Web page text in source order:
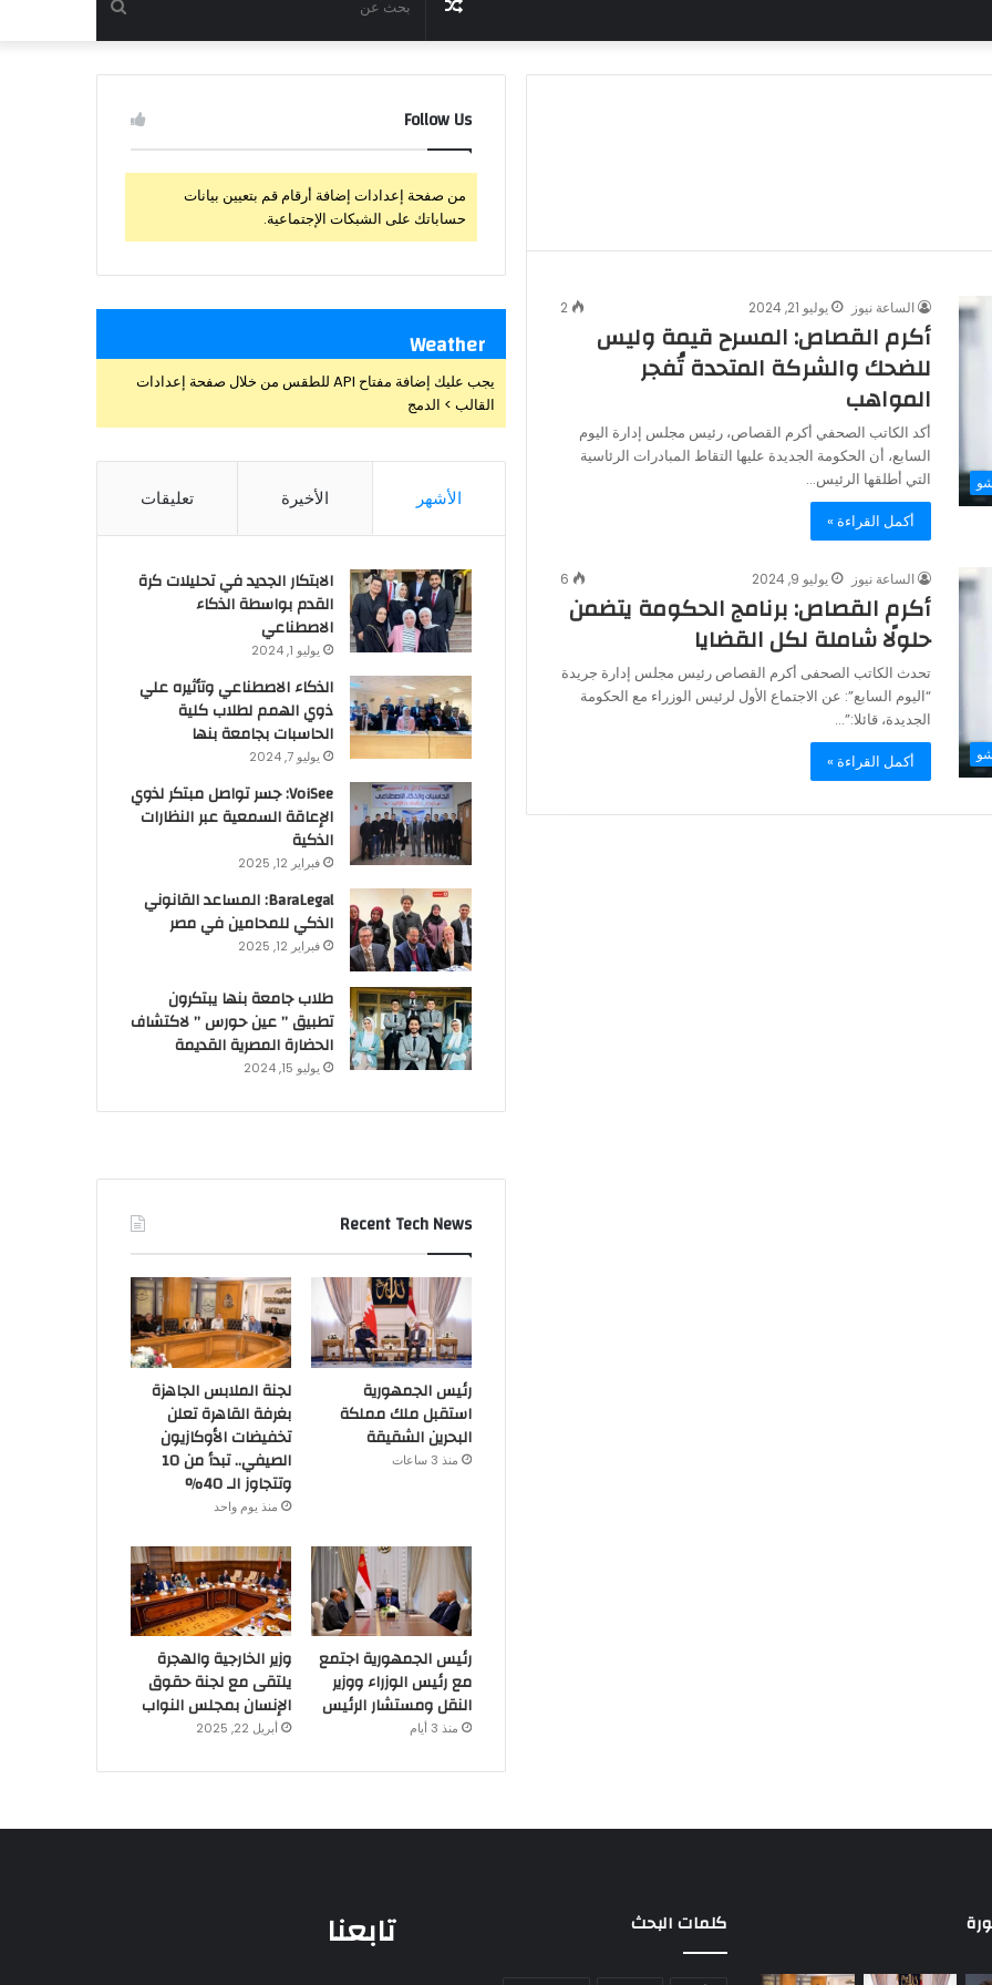
عن
مقال
عشوائي
الساعة نيوز يوليو 21, 2024 2
أكرم القصاص: المسرح قيمة وليس
للضحك والشركة المتحدة تُفجر
المواهب
أكد الكاتب الصحفي أكرم القصاص، رئيس مجلس إدارة اليوم
السابع، أن الحكومة الجديدة عليها التقاط المبادرات الرئاسية
التي أطلقها الرئيس…
أكمل القراءة »
الساعة نيوز يوليو 9, 2024 6
أكرم القصاص: برنامج الحكومة يتضمن
حلولًا شاملة لكل القضايا
تحدث الكاتب الصحفى أكرم القصاص رئيس مجلس إدارة جريدة
“اليوم السابع”: عن الاجتماع الأول لرئيس الوزراء مع الحكومة
الجديدة، قائلا:”…
أكمل القراءة »
Follow Us
من صفحة إعدادات إضافة أرقام قم بتعيين بيانات
حساباتك على الشبكات الإجتماعية.
Weather
يجب عليك إضافة مفتاح API للطقس من خلال صفحة إعدادات
القالب > الدمج
الأشهر الأخيرة تعليقات
الابتكار الجديد في تحليلات كرة
القدم بواسطة الذكاء
الاصطناعي
يوليو 1, 2024
الذكاء الاصطناعي وتأثيره علي
ذوي الهمم لطلاب كلية
الحاسبات بجامعة بنها
يوليو 7, 2024
VoiSee: جسر تواصل مبتكر لذوي
الإعاقة السمعية عبر النظارات
الذكية
فبراير 12, 2025
BaraLegal: المساعد القانوني
الذكي للمحامين في مصر
فبراير 12, 2025
طلاب جامعة بنها يبتكرون
تطبيق ” عين حورس ” لاكتشاف
الحضارة المصرية القديمة
يوليو 15, 2024
Recent Tech News
رئيس الجمهورية
استقبل ملك مملكة
البحرين الشقيقة
منذ 3 ساعات
لجنة الملابس الجاهزة
بغرفة القاهرة تعلن
تخفيضات الأوكازيون
الصيفي.. تبدأ من 10
وتتجاوز الـ 40%
منذ يوم واحد
رئيس الجمهورية اجتمع
مع رئيس الوزراء ووزير
النقل ومستشار الرئيس
منذ 3 أيام
وزير الخارجية والهجرة
يلتقى مع لجنة حقوق
الإنسان بمجلس النواب
أبريل 22, 2025
كلمات البحث تابعنا